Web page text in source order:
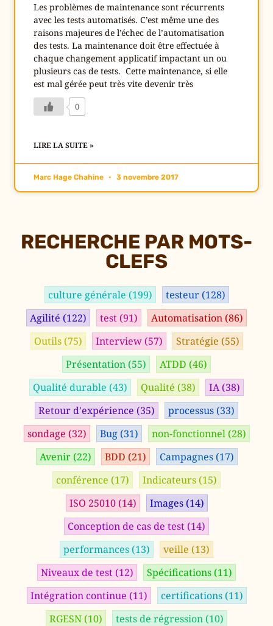
Les problèmes de maintenance sont récurrents
avec les tests automatisés. C’est même une des
raisons majeures de l’échec de l’automatisation
des tests. La maintenance doit être effectuée à
chaque changement applicatif impactant un ou
plusieurs cas de tests. Cette maintenance, si elle
est mal gérée peut très vite devenir très
0
LIRE LA SUITE »
Marc Hage Chahine 3 novembre 2017
RECHERCHE PAR MOTS-
CLEFS
culture générale (199) testeur (128)
Agilité (122) test (91) Automatisation (86)
Outils (75) Interview (57) Stratégie (55)
Présentation (55) ATDD (46)
Qualité durable (43) Qualité (38) IA(38)
Retour d'expérience (35) processus (33)
sondage (32) Bug (31) non-fonctionnel (28)
Avenir (22) BDD (21) Campagnes (17)
conférence (17) Indicateurs (15)
ISO 25010 (14) Images (14)
Conception de cas de test (14)
performances (13) veille (13)
Niveaux de test (12) Spécifications (11)
Intégration continue (11) certifications (11)
RGESN (10) tests de régression (10)